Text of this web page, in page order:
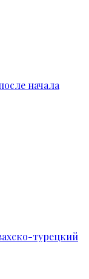
начала
турецкий